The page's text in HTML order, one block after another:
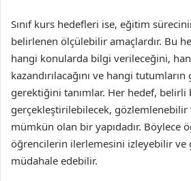
Sınıf kurs hedefleri ise, eğitim
belirlenen ölçülebilir amaçlardır. Bu
hangi konularda bilgi verileceğini,
kazandırılacağını ve hangi
gerektiğini tanımlar. Her hedef, belirli
gerçekleştirilebilecek,
mümkün olan bir yapıdadır. Böylece
öğrencilerin ilerlemesini izleyebilir ve
müdahale edebilir.